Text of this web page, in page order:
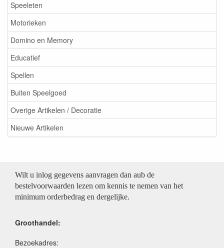
Speeleten
Motorieken
Domino en Memory
Educatief
Spellen
Buiten Speelgoed
Overige Artikelen / Decoratie
Nieuwe Artikelen
Wilt u inlog gegevens aanvragen dan aub de
bestelvoorwaarden lezen om kennis te nemen van het
minimum orderbedrag en dergelijke.
Groothandel:
Bezoekadres: